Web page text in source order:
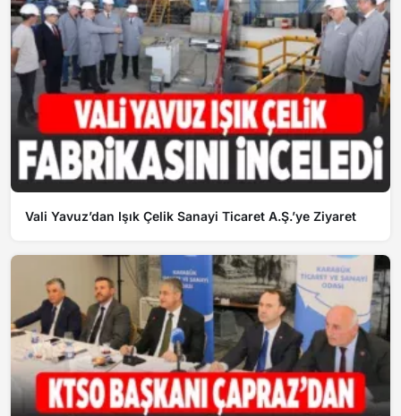
Vali Yavuz’dan Işık Çelik Sanayi Ticaret A.Ş.’ye Ziyaret